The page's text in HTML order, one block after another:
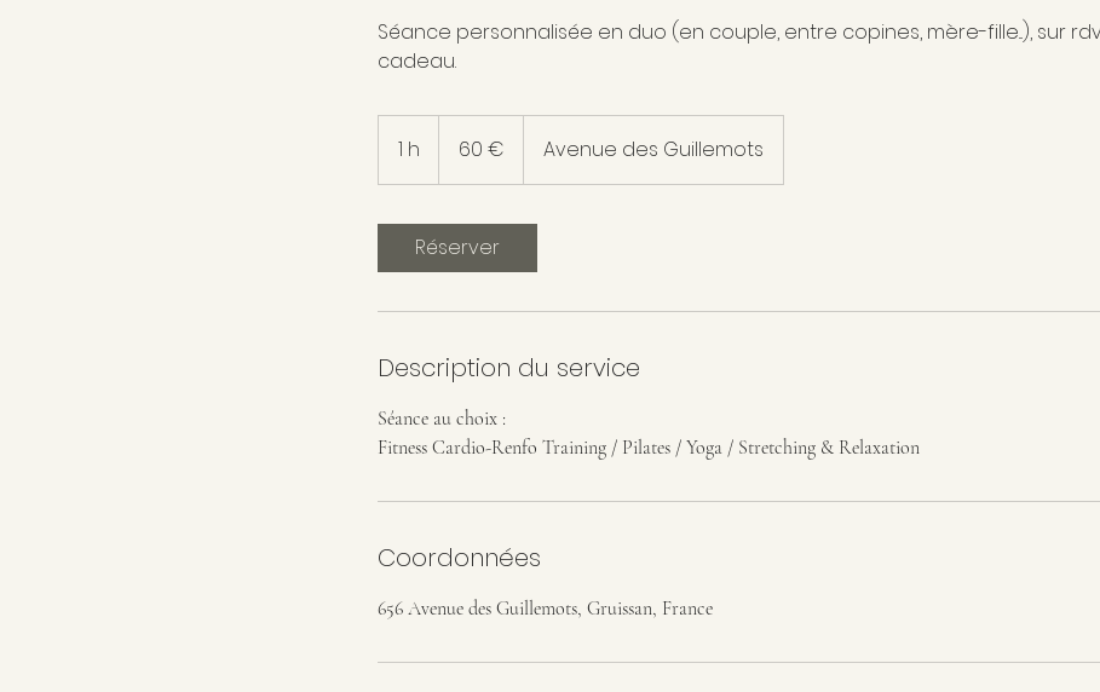
Séance personnalisée en duo (en couple, entre copines, mère-fille...), sur
cadeau.
1 h 60 € Avenue des Guillemots
Réserver
Description du service
Séance au choix :
Fitness Cardio-Renfo Training / Pilates / Yoga / Stretching & Relaxation
Coordonnées
656 Avenue des Guillemots, Gruissan, France